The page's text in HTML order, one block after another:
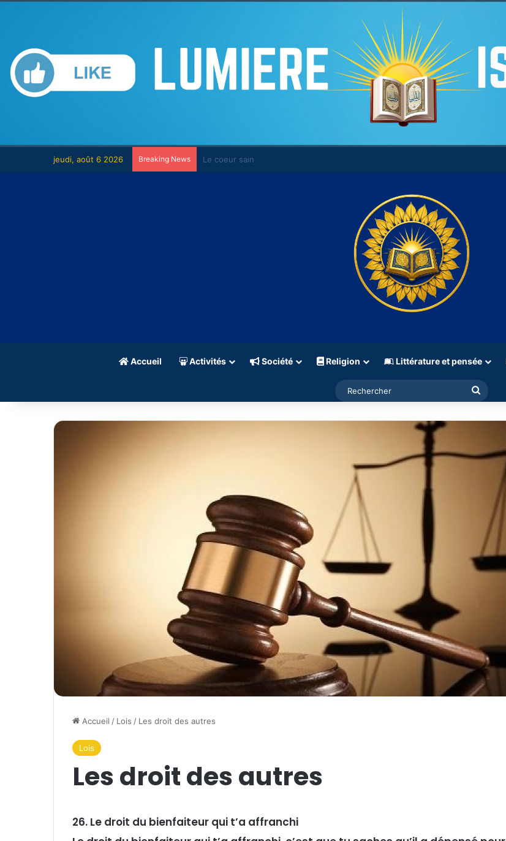
jeudi, août 6 2026 Breaking News Le combat contre son âme
Accueil Activités Société Religion Littérature et pensée
Accueil / Lois / Les droit des autres
Lois
Les droit des autres
26. Le droit du bienfaiteur qui t’a affranchi